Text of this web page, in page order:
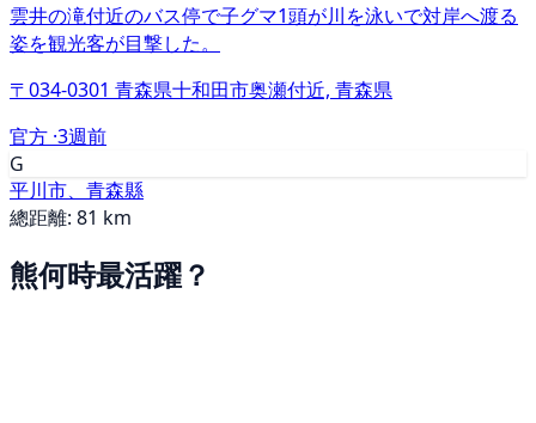
雲井の滝付近のバス停で子グマ1頭が川を泳いで対岸へ渡る
姿を観光客が目撃した。
〒034-0301 青森県十和田市奥瀬付近, 青森県
官方 ·3週前
G
平川市、青森縣
總距離: 81 km
熊何時最活躍？